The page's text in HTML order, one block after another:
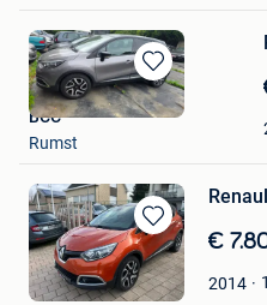
Bewaren
in
BCC
Rumst
Bewaren
in
Mijn
€
2014